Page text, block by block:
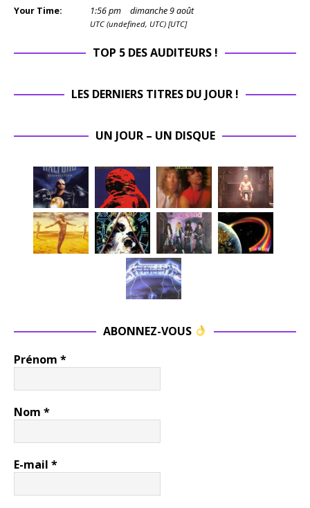
Your Time: 1:56pm dimanche 9 août
UTC (undefined, UTC) [UTC]
TOP 5 DES AUDITEURS !
LES DERNIERS TITRES DU JOUR !
UN JOUR – UN DISQUE
ABONNEZ-VOUS
Prénom *
Nom *
E-mail *